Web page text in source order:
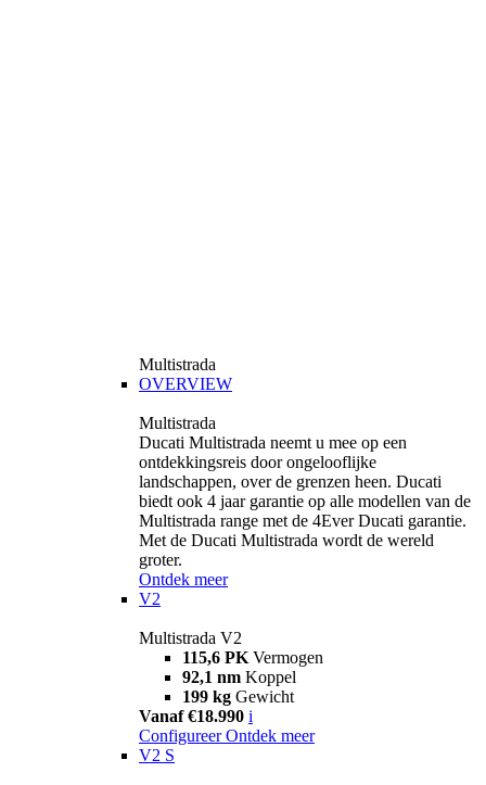
Multistrada
OVERVIEW
Multistrada
Ducati Multistrada neemt u mee op een
ontdekkingsreis door ongelooflijke
landschappen, over de grenzen heen. Ducati
biedt ook 4 jaar garantie op alle modellen van de
Multistrada range met de 4Ever Ducati garantie.
Met de Ducati Multistrada wordt de wereld
groter.
Ontdek meer
V2
Multistrada V2
115,6 PK Vermogen
92,1 nm Koppel
199 kg Gewicht
Vanaf €18.990 i
Configureer Ontdek meer
V2 S